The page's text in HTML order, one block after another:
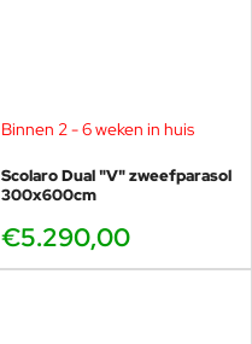
Binnen 2 - 6 weken in huis
Scolaro Dual "V" zweefparasol
300x600cm
€5.290,00